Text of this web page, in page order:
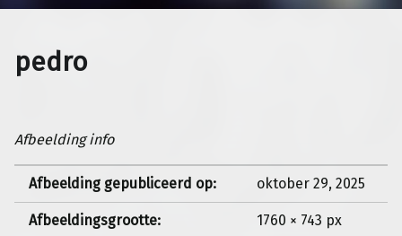
pedro
Afbeelding info
Afbeelding gepubliceerd op: oktober 29, 2025
Afbeeldingsgrootte: 1760 × 743 px